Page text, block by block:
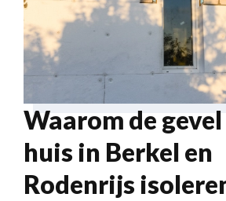
Waarom de
huis in Berkel en
Rodenrijs